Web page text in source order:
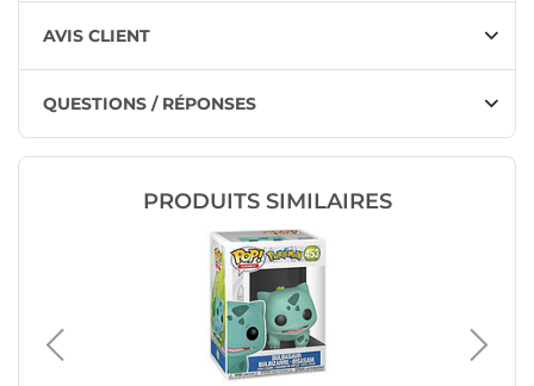
AVIS CLIENT
QUESTIONS / RÉPONSES
PRODUITS SIMILAIRES